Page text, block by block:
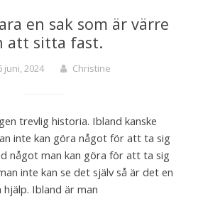
en sak som är värre
att sitta fast.
juni, 2024 Christine
trevlig historia. Ibland kanske
inte kan göra något för att ta sig
något man kan göra för att ta sig
inte kan se det själv så är det en
Ibland är man